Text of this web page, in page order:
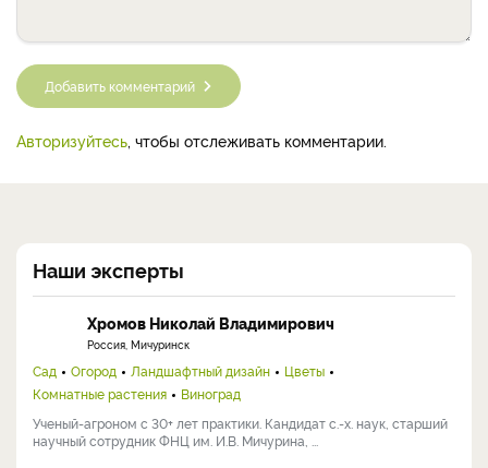
Добавить комментарий
Авторизуйтесь, чтобы отслеживать комментарии.
Наши эксперты
Хромов Николай Владимирович
Россия, Мичуринск
Сад Огород Ландшафтный дизайн
Цветы
Комнатные растения
Виноград
Ученый-агроном с 30+ лет практики. Кандидат с.-х. наук, старший
научный сотрудник ФНЦ им. И.В. Мичурина, ...